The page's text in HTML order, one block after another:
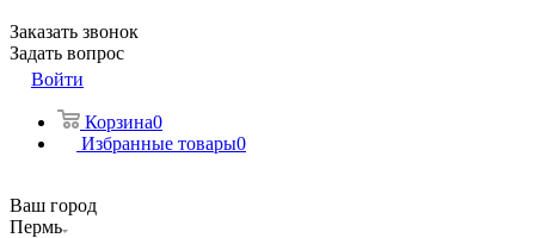
Заказать звонок
Задать вопрос
Войти
Корзина0
Избранные товары0
Ваш город
Пермь